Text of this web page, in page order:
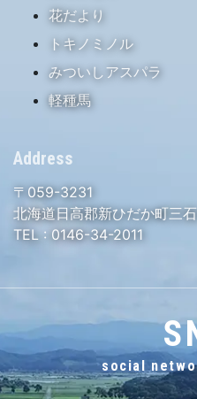
花だより
トキノミノル
みついしアスパラ
軽種馬
Address
〒059-3231
北海道日高郡新ひだか町三
TEL : 0146-34-2011
social